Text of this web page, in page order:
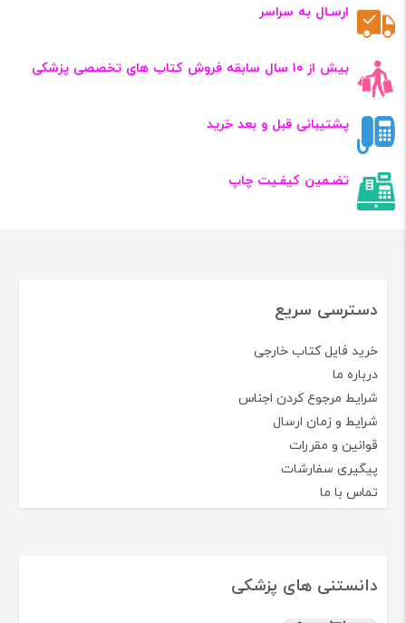
ارسـال به سراسر
بیش از ۱۰ سال سابقه فروش کتاب‌ های تخصصی پزشکی
پشتیبانی قبل و بعد خرید
تضـمین کیفـیت چاپ
دسترسی سریع
خرید فایل کتاب خارجی
درباره ما
شرایط مرجوع کردن اجناس
شرایط و زمان ارسال
قوانین و مقررات
پیگیری سفارشات
تماس با ما
دانستنی های پزشکی